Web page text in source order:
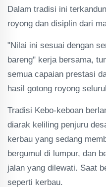
Dalam tradisi ini
royong dan disiplin dari
"Nilai ini sesuai dengan
bareng" kerja bersama,
semua capaian prestasi
hasil gotong royong
Tradisi Kebo-keboan
diarak keliling penjuru
kerbau yang sedang
bergumul di lumpur, dan
jalan yang dilewati. Saat
seperti kerbau.